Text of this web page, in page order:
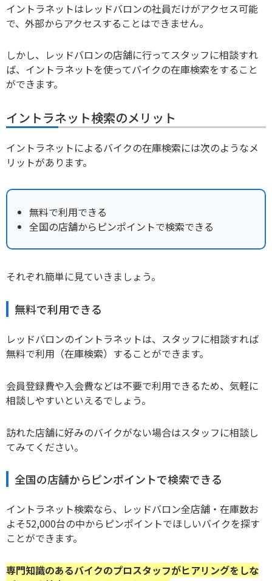
イントラネットはレッドバロンの社員だけがアクセス可能
で、外部からアクセスすることはできません。
しかし、レッドバロンの店舗に行ってスタッフに相談すれ
ば、イントラネットを使ってバイクの在庫検索をすること
ができます。
イントラネット検索のメリット
イントラネットによるバイクの在庫検索には次のようなメ
リットがあります。
無料で利用できる
全国の店舗からピンポイントで検索できる
それぞれ簡単に見ていきましょう。
無料で利用できる
レッドバロンのイントラネットは、スタッフに相談すれば
無料で利用（在庫検索）することができます。
会員登録費や入会費などは不要で利用できるため、気軽に
相談しやすいといえるでしょう。
訪れた店舗に好みのバイクがない場合はスタッフに相談し
てみてください。
全国の店舗からピンポイントで検索できる
イントラネット検索なら、レッドバロン全店舗・在庫数お
よそ52,000台の中からピンポイントでほしいバイクを探す
ことができます。
専門知識のあるバイクのプロスタッフがヒアリングをしな